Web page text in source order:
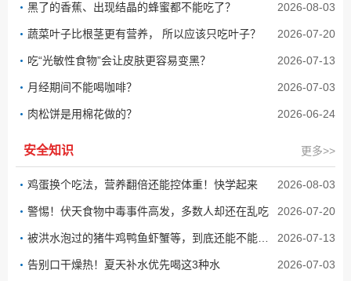
黑了的香蕉、出现结晶的蜂蜜都不能吃了？ 2026-08-03
蔬菜叶子比根茎更有营养， 所以应该只吃叶子？ 2026-07-20
吃“光敏性食物”会让皮肤更容易变黑？ 2026-07-13
月经期间不能喝咖啡？ 2026-07-03
肉松饼是用棉花做的？ 2026-06-24
安全知识 更多>>
鸡蛋换个吃法，营养翻倍还能控体重！快学起来 2026-08-03
警惕！伏天食物中毒事件高发，多数人却还在乱吃 2026-07-20
2026-07-13
告别口干燥热！夏天补水优先喝这3种水 2026-07-03